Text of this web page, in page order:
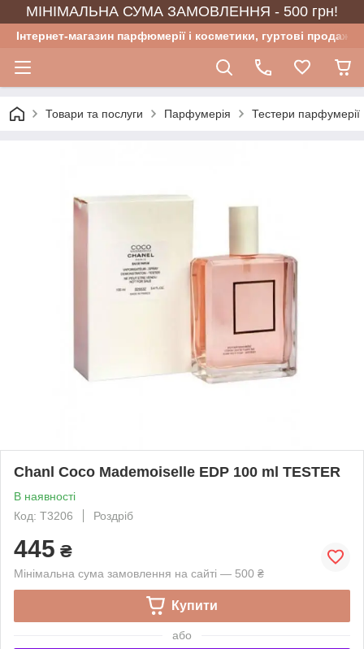
МІНІМАЛЬНА СУМА ЗАМОВЛЕННЯ - 500 грн!
Інтернет-магазин парфюмерії і косметики, гуртові продажі
Товари та послуги Парфумерія Тестери парфумерії
Chanl Coco Mademoiselle EDP 100 ml TESTER
В наявності
Код: T3206
Роздріб
445 ₴
Мінімальна сума замовлення на сайті — 500 ₴
Купити
або